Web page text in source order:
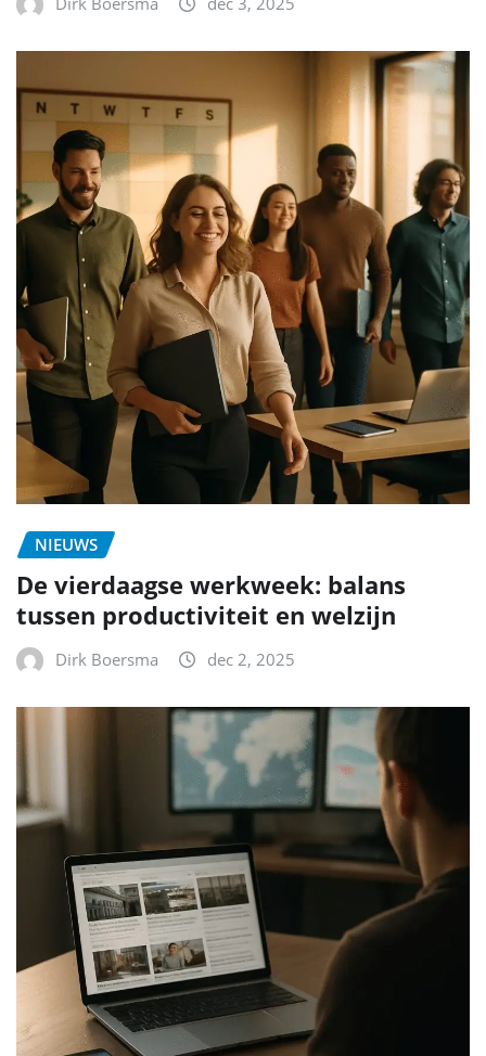
NIEUWS
De vierdaagse werkweek: balans
tussen productiviteit en welzijn
Dirk Boersma dec 2, 2025